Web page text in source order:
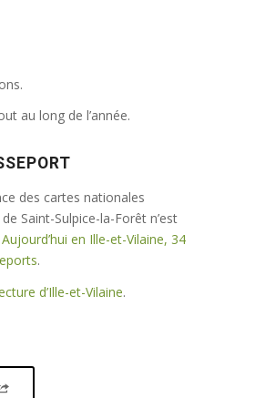
au long de l’année.
des cartes nationales
Saint-Sulpice-la-Forêt n’est
Aujourd’hui en Ille-et-Vilaine, 34
.
d’Ille-et-Vilaine.